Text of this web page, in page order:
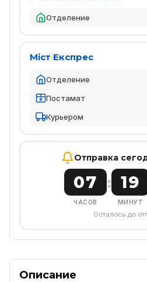
Отделение
Міст Експрес
Отделение
Постамат
Курьером
Отправка
07
ЧАСОВ
: 19
МИНУТ
Осталось до
Описание